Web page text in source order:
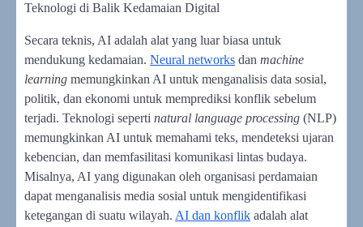
Teknologi di Balik Kedamaian Digital
Secara teknis, AI adalah alat yang luar biasa untuk
mendukung kedamaian. Neural networks dan machine
learning memungkinkan AI untuk menganalisis data sosial,
politik, dan ekonomi untuk memprediksi konflik sebelum
terjadi. Teknologi seperti natural language processing (NLP)
memungkinkan AI untuk memahami teks, mendeteksi ujaran
kebencian, dan memfasilitasi komunikasi lintas budaya.
Misalnya, AI yang digunakan oleh organisasi perdamaian
dapat menganalisis media sosial untuk mengidentifikasi
ketegangan di suatu wilayah. AI dan konflik adalah alat